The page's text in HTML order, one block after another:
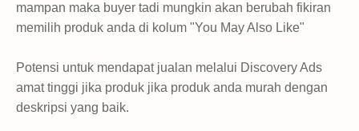
mampan maka buyer tadi mungkin akan berubah fikiran
memilih produk anda di kolum "You May Also Like"
Potensi untuk mendapat jualan melalui Discovery Ads
amat tinggi jika produk jika produk anda murah dengan
deskripsi yang baik.